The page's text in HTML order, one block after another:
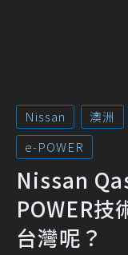
Nissan 澳洲
e-POWER
Nissan
POWER技
台灣呢？